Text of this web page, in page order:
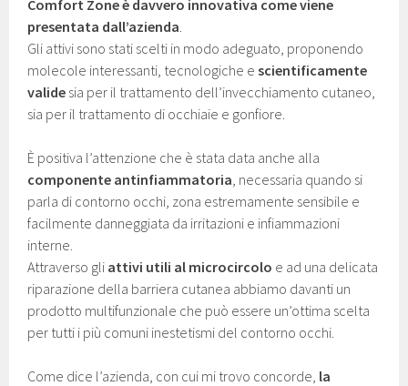
Comfort Zone è davvero innovativa come viene
presentata dall’azienda
Gli attivi sono stati scelti in modo adeguato, proponendo
molecole interessanti, tecnologiche escientificamente
valide sia per il trattamento dell’invecchiamento cutaneo,
sia per il trattamento di occhiaie e gonfiore.
È positiva l’attenzione che è stata data anche alla
componente antinfiammatoria , necessaria quando si
parla di contorno occhi, zona estremamente sensibile e
facilmente danneggiata da irritazioni e infiammazioni
interne.
Attraverso gli attivi utili al microcircolo e ad una delicata
riparazione della barriera cutanea abbiamo davanti un
prodotto multifunzionale che può essere un’ottima scelta
per tutti i più comuni inestetismi del contorno occhi.
Come dice l’azienda, con cui mi trovo concorde, la